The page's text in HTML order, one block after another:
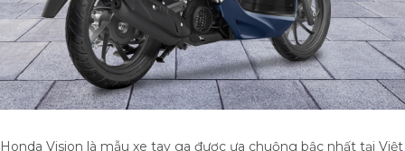
Honda Vision là mẫu xe tay ga được ưa chuộng bậc nhất tại Việt